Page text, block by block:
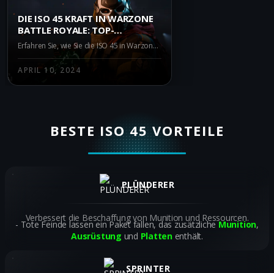
DIE ISO 45 KRAFT IN WARZONE
BATTLE ROYALE: TOP-
WAFFENKOMBINATIONEN
Erfahren Sie, wie Sie die ISO 45 in Warzone Battle Royale optimal nutzen und mit welchen Waffen sie am besten kombinieren können. Bleiben Sie immer auf dem neuesten Stand mit den neuesten Meta-Updates und Patch-Notizen.
APRIL 10, 2024
BESTE ISO 45 VORTEILE
PLÜNDERER
Verbessert die Beschaffung von Munition und Ressourcen.
Tote Feinde lassen ein Paket fallen, das zusätzlicheMunition,
Ausrüstung und Plattenenthält.
SPRINTER